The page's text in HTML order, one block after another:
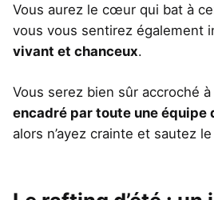
Vous aurez le cœur qui bat à
vous vous sentirez également
vivant et chanceux.
Vous serez bien sûr accroché
encadré par toute une équipe
alors n’ayez crainte et sautez